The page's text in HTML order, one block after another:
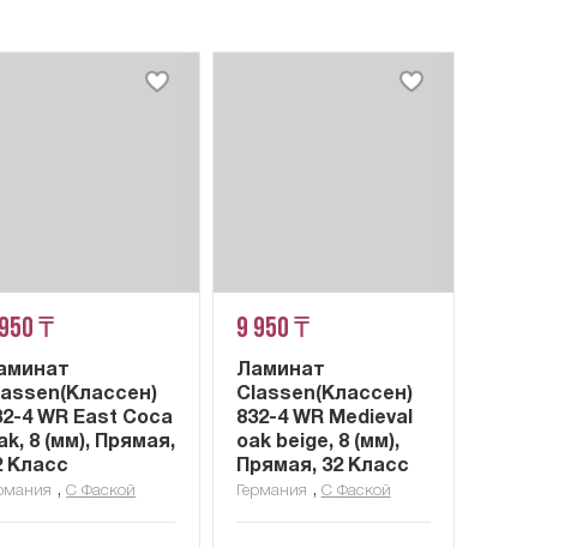
₸
4 WR East Coca
8 (мм), Прямая,
Класс
,С Фаской
9 950 ₸
Ламинат
Classen(Классен)
832-4 WR Medieval
oak beige, 8 (мм),
Прямая, 32 Класс
Германия , С Фаской